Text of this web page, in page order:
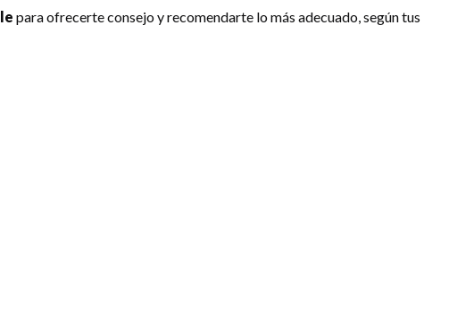
para ofrecerte consejo y recomendarte lo más adecuado, según tus